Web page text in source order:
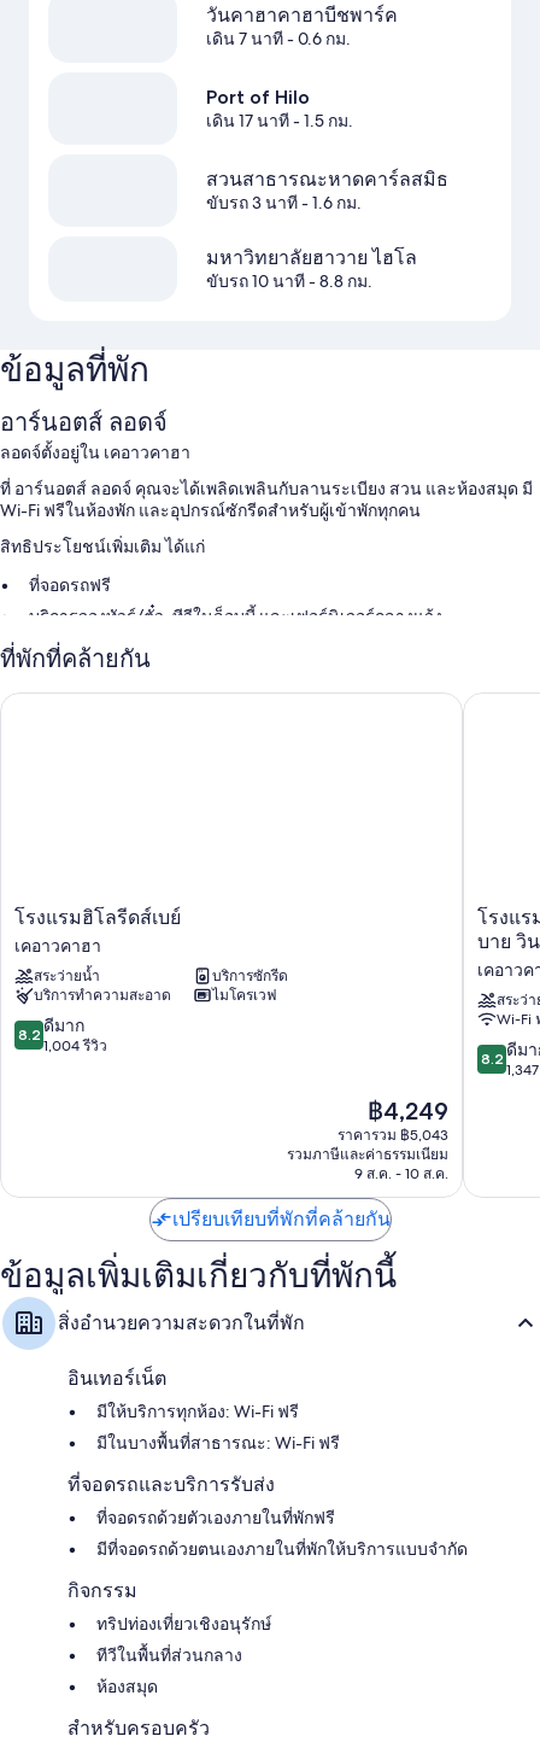
วันคาฮาคาฮาบีชพาร์ค
เดิน 7 นาที- 0.6 กม.
Port of Hilo
เดิน 17 นาที- 1.5 กม.
สวนสาธารณะหาดคาร์ลสมิธ
ขับรถ 3 นาที- 1.6 กม.
มหาวิทยาลัยฮาวาย ไฮโล
ขับรถ 10 นาที- 8.8 กม.
ข้อมูลที่พัก
อาร์นอตส์ ลอดจ์
ลอดจ์ตั้งอยู่ใน เคอาวคาฮา
ที่ อาร์นอตส์ ลอดจ์ คุณจะได้เพลิดเพลินกับลานระเบียง สวน และห้องสมุด มี
Wi-Fi ฟรีในห้องพัก และอุปกรณ์ซักรีดสำหรับผู้เข้าพักทุกคน
สิทธิประโยชน์เพิ่มเติม ได้แก่
ที่จอดรถฟรี
บริการจองทัวร์/ตั๋ว, ทีวีในล็อบบี้ และเฟอร์นิเจอร์กลางแจ้ง
ที่ฝากกระเป๋าเดินทาง
ที่พักที่คล้ายกัน
โรง
ฮิ
โล
รีด
ส์เบย์
เค
โรงแรมฮิโลรีดส์เบย์
เคอาวคาฮา
สระว่ายน้ำ
บริการซักรีด
บริการทำความสะอาด
ไมโครเวฟ
8.2
จาก
8.2 ดีมาก
1,004 รีวิว
ราคา
ปัจจุบัน
คือ
฿4,249
฿4,249
ราคารวม ฿5,043
รวมภาษีและค่าธรรมเนียม
9 ส.ค. - 10 ส.ค.
โรงแรมฮิโลรีดส์เบย์
โรงแรม
ฮิโล
เอียน,
ทรา
ดมาร์ค
คอล
เลก
เค
โรงแร
บาย วิ
เคอาวค
สระว่
Wi-Fi
8.2
จาก
8.2 ดีม
โรงแรม
เปรียบเทียบที่พักที่คล้ายกัน
ข้อมูลเพิ่มเติมเกี่ยวกับที่พักนี้
สิ่งอำนวยความสะดวกในที่พัก
อินเทอร์เน็ต
มีให้บริการทุกห้อง: Wi-Fi ฟรี
มีในบางพื้นที่สาธารณะ: Wi-Fi ฟรี
ที่จอดรถและบริการรับส่ง
ที่จอดรถด้วยตัวเองภายในที่พักฟรี
มีที่จอดรถด้วยตนเองภายในที่พักให้บริการแบบจำกัด
กิจกรรม
ทริปท่องเที่ยวเชิงอนุรักษ์
ทีวีในพื้นที่ส่วนกลาง
ห้องสมุด
สำหรับครอบครัว